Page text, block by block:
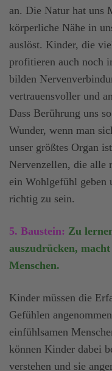
an. Die Natur hat uns
körperliche Nähe in
auslöst. Kinder, die
profitieren auch noch
bilden
vertrauensvoller und
Dass Berührung uns
Wunder, wenn man
unser größtes Organ
Nervenzellen, die alle
ein Wohlgefühl geben
richtig zu sein.
5. Baustein: Zu
auszudrücken,
Menschen.
Kinder müssen die
Gefühlen
einfühlsamen
können Kinder dabei
verstehen und sie